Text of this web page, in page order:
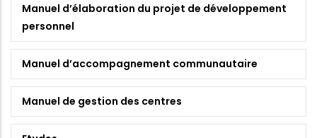
Manuel d’élaboration du projet de développement
personnel
Manuel d’accompagnement communautaire
Manuel de gestion des centres